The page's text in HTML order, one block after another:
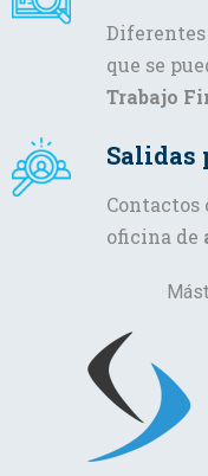
que se
Trabajo
Salidas
oficina de